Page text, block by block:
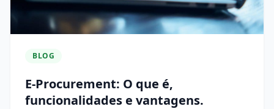
BLOG
E-Procurement: O que é,
funcionalidades e vantagens.